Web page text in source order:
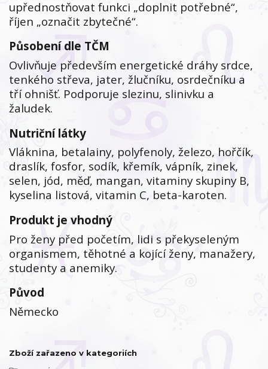
upřednostňovat funkci „doplnit potřebné“,
říjen „označit zbytečné“.
Působení dle TČM
Ovlivňuje především energetické dráhy srdce,
tenkého střeva, jater, žlučníku, osrdečníku a
tří ohnišť. Podporuje slezinu, slinivku a
žaludek.
Nutriční látky
Vláknina, betalainy, polyfenoly, železo, hořčík,
draslík, fosfor, sodík, křemík, vápník, zinek,
selen, jód, měď, mangan, vitaminy skupiny B,
kyselina listová, vitamin C, beta-karoten.
Produkt je vhodný
Pro ženy před početím, lidi s překyseleným
organismem, těhotné a kojící ženy, manažery,
studenty a anemiky.
Původ
Německo
Zboží zařazeno v kategoriích